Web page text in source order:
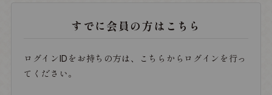
すでに会員の方はこちら
ログインIDをお持ちの方は、こちらからログインを行っ
てください。